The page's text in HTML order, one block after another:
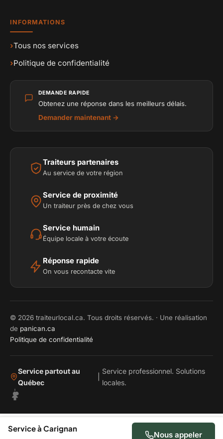
Service à Carignan
Nous appeler
INFORMATIONS
›Tous nos services
›Politique de confidentialité
DEMANDE RAPIDE
Obtenez une réponse dans les meilleurs délais.
Demander maintenant →
Traiteurs partenaires
Au service de votre région
Service de proximité
Un traiteur près de chez vous
Service humain
Équipe locale à votre écoute
Réponse rapide
On vous recontacte vite
© 2026 traiteurlocal.ca. Tous droits réservés. · Une réalisation
de panican.ca
Politique de confidentialité
Service partout au
Québec
Service professionnel. Solutions
locales.